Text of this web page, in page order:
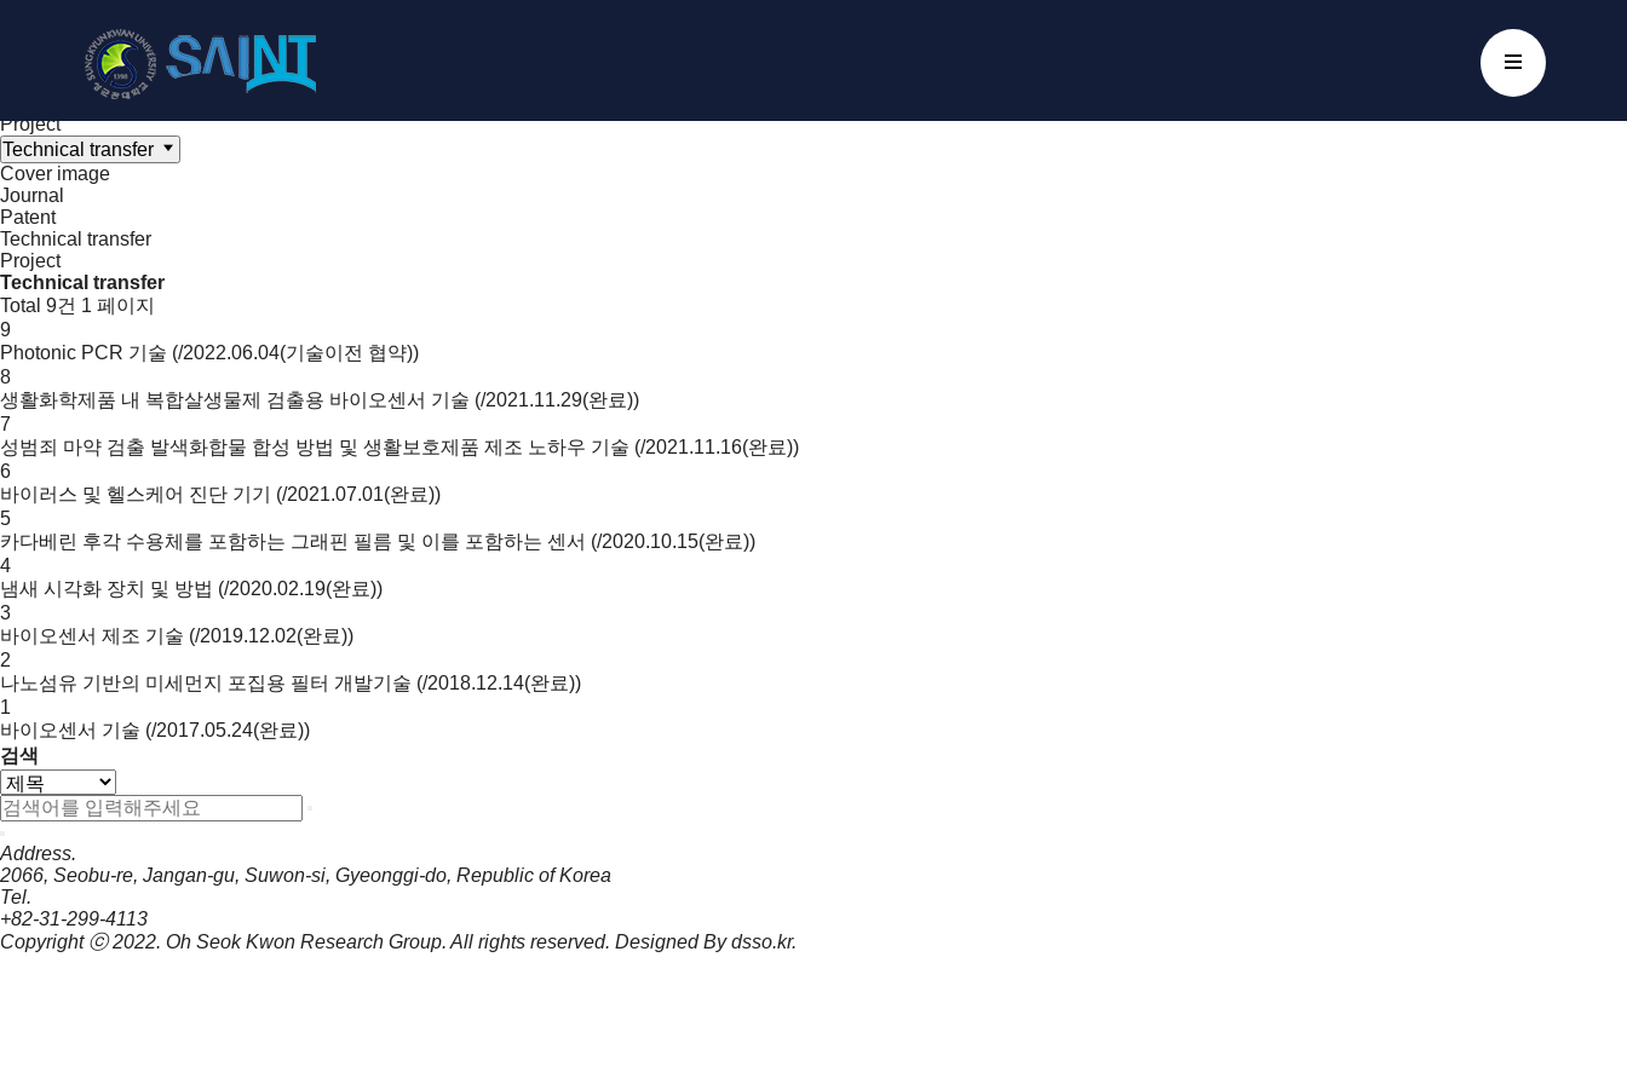
Cover image
Technical transfer
Project
Technical transfer
Cover image
Journal
Patent
Technical transfer
Project
Technical transfer
Total 9건 1 페이지
9
Photonic PCR 기술 (/2022.06.04(기술이전 협약))
8
생활화학제품 내 복합살생물제 검출용 바이오센서 기술 (/2021.11.29(완료))
7
성범죄 마약 검출 발색화합물 합성 방법 및 생활보호제품 제조 노하우 기술 (/2021.11.16(완료))
6
바이러스 및 헬스케어 진단 기기
(/2021.07.01(완료))
5
카다베린 후각 수용체를 포함하는 그래핀 필름 및 이를 포함하는 센서 (/2020.10.15(완료))
4
냄새 시각화 장치 및 방법 (/2020.02.19(완료))
3
바이오센서 제조 기술 (/2019.12.02(완료))
2
나노섬유 기반의 미세먼지 포집용 필터 개발기술 (/2018.12.14(완료))
1
바이오센서 기술 (/2017.05.24(완료))
검색
Address.
2066, Seobu-re, Jangan-gu, Suwon-si, Gyeonggi-do, Republic of Korea
Tel.
+82-31-299-4113
Copyright ⓒ 2022. Oh Seok Kwon Research Group. All rights reserved. Designed Bydsso.kr.